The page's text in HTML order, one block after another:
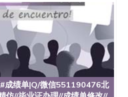
绩单，资格证，学生卡，结
证明等相关材料）的版本更
握的海外学历文凭的样版，尺
技术等等，并在时间收集到
的需求。 我们的优势： 我
，坚持较高性价比，通过品
倾情诠释什么是高性价比。
Q/微
成绩单、教育部认证,录取通
明.
#成绩单|Q/微信551190476北